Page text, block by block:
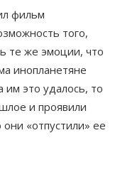
фильм
того,
те же эмоции, что
инопланетяне
им это удалось, то
и проявили
они «отпустили» ее